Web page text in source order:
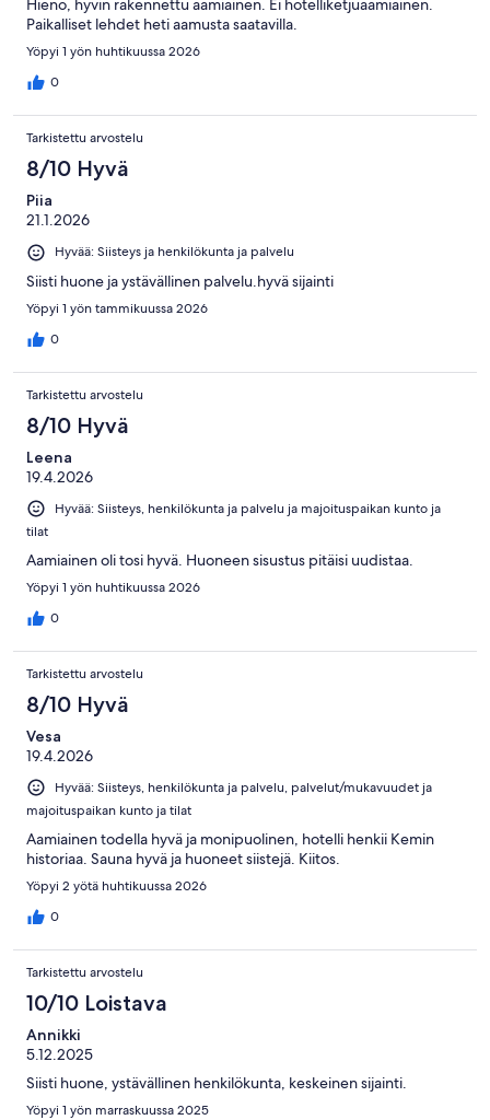
Hieno, hyvin rakennettu aamiainen. Ei hotelliketjuaamiainen.
Paikalliset lehdet heti aamusta saatavilla.
Yöpyi 1 yön huhtikuussa 2026
0
Tarkistettu arvostelu
8/10 Hyvä
Piia
21.1.2026
Hyvää: Siisteys ja henkilökunta ja palvelu
Siisti huone ja ystävällinen palvelu.hyvä sijainti
Yöpyi 1 yön tammikuussa 2026
0
Tarkistettu arvostelu
8/10 Hyvä
Leena
19.4.2026
Hyvää: Siisteys, henkilökunta ja palvelu ja majoituspaikan kunto ja
tilat
Aamiainen oli tosi hyvä. Huoneen sisustus pitäisi uudistaa.
Yöpyi 1 yön huhtikuussa 2026
0
Tarkistettu arvostelu
8/10 Hyvä
Vesa
19.4.2026
Hyvää: Siisteys, henkilökunta ja palvelu, palvelut/mukavuudet ja
majoituspaikan kunto ja tilat
Aamiainen todella hyvä ja monipuolinen, hotelli henkii Kemin
historiaa. Sauna hyvä ja huoneet siistejä. Kiitos.
Yöpyi 2 yötä huhtikuussa 2026
0
Tarkistettu arvostelu
10/10 Loistava
Annikki
5.12.2025
Siisti huone, ystävällinen henkilökunta, keskeinen sijainti.
Yöpyi 1 yön marraskuussa 2025